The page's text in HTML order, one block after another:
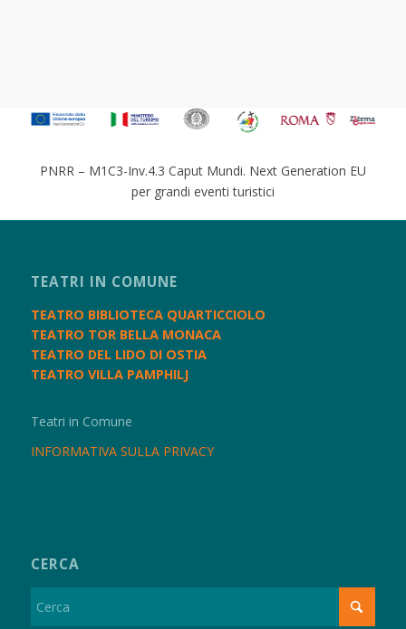
PNRR – M1C3-Inv.4.3 Caput Mundi. Next Generation EU
per grandi eventi turistici
TEATRI IN COMUNE
TEATRO BIBLIOTECA QUARTICCIOLO
TEATRO TOR BELLA MONACA
TEATRO DEL LIDO DI OSTIA
TEATRO VILLA PAMPHILJ
Teatri in Comune
INFORMATIVA SULLA PRIVACY
CERCA